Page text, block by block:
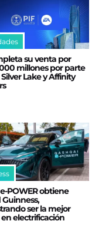
su venta por
millones por parte
Lake y Affinity
obtiene
Guinness,
ser la mejor
electrificación